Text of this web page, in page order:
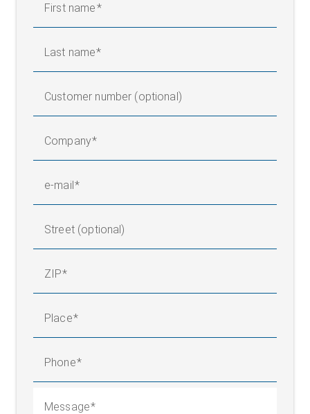
First name
Last name
Customer number (optional)
Company
e-mail
Street (optional)
ZIP
Place
Phone
Message